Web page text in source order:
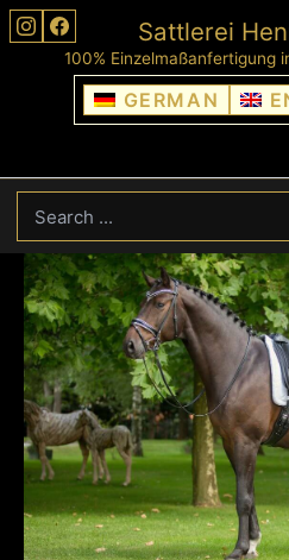
Skip
to
Sattlerei
100% Einzelmaßanfertigung
GERMAN